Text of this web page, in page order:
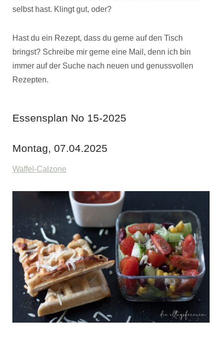
selbst hast. Klingt gut, oder?
Hast du ein Rezept, dass du gerne auf den Tisch
bringst? Schreibe mir gerne eine Mail, denn ich bin
immer auf der Suche nach neuen und genussvollen
Rezepten.
Essensplan No 15-2025
Montag, 07.04.2025
Waffel-Calzone